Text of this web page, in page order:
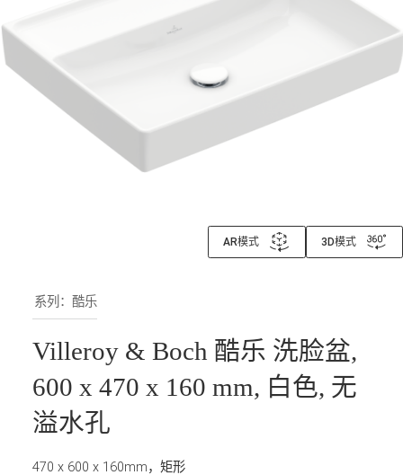
AR模式 3D模式
系列：酷乐
Villeroy & Boch 酷乐 洗脸盆,
600 x 470 x 160 mm, 白色, 无
溢水孔
470 x 600 x 160mm，矩形